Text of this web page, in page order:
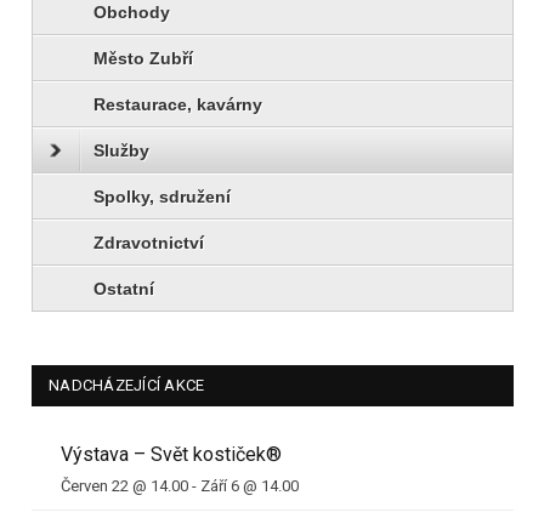
Obchody
Město Zubří
Restaurace, kavárny
Služby
Spolky, sdružení
Zdravotnictví
Ostatní
NADCHÁZEJÍCÍ AKCE
Výstava – Svět kostiček®
Červen 22 @ 14.00 - Září 6 @ 14.00